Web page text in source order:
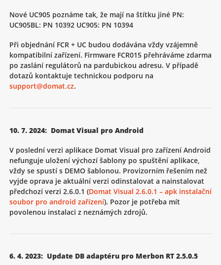
Nové UC905 poznáme tak, že mají na štítku jiné PN:
UC905BL: PN 10392 UC905: PN 10394
Při objednání FCR + UC budou dodávána vždy vzájemně
kompatibilní zařízení. Firmware FCR015 přehráváme zdarma
po zaslání regulátorů na pardubickou adresu. V případě
dotazů kontaktuje technickou podporu na
support@domat.cz.
10. 7. 2024: Domat Visual pro Android
V poslední verzi aplikace Domat Visual pro zařízení Android
nefunguje uložení výchozí šablony po spuštění aplikace,
vždy se spustí s DEMO šablonou. Provizorním řešením než
vyjde oprava je aktuální verzi odinstalovat a nainstalovat
předchozí verzi 2.6.0.1 (Domat Visual 2.6.0.1 – apk instalační
soubor pro android zařízení). Pozor je potřeba mít
povolenou instalaci z neznámých zdrojů.
6. 4. 2023: Update DB adaptéru pro Merbon RT 2.5.0.5